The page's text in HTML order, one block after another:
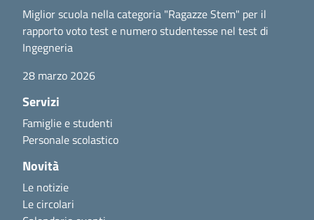
Miglior scuola nella categoria "Ragazze Stem" per il
rapporto voto test e numero studentesse nel test di
Ingegneria
28 marzo 2026
Servizi
Famiglie e studenti
Personale scolastico
Novità
Le notizie
Le circolari